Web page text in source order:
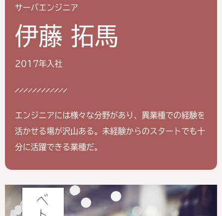
サーバエンジニア
伊藤 拓馬
2017年入社
エンジニアには様々な分野があり、 異業種での経験を
活かせる場が沢山ある。 未経験からのスタートでも十
分に活躍できる業種だ。